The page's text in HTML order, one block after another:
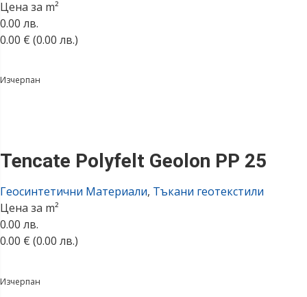
Цена за m²
0.00 лв.
0.00 € (0.00 лв.)
Изчерпан
Tencate Polyfelt Geolon PP 25
Геосинтетични Материали, Тъкани геотекстили
Цена за m²
0.00 лв.
0.00 € (0.00 лв.)
Изчерпан